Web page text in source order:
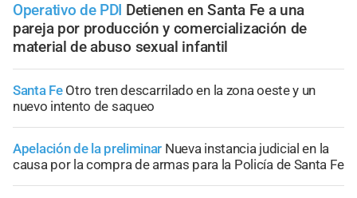
Operativo de PDI Detienen en Santa Fe a una
pareja por producción y comercialización de
material de abuso sexual infantil
Santa Fe Otro tren descarrilado en la zona oeste y un
nuevo intento de saqueo
Apelación de la preliminar Nueva instancia judicial en la
causa por la compra de armas para la Policía de Santa Fe